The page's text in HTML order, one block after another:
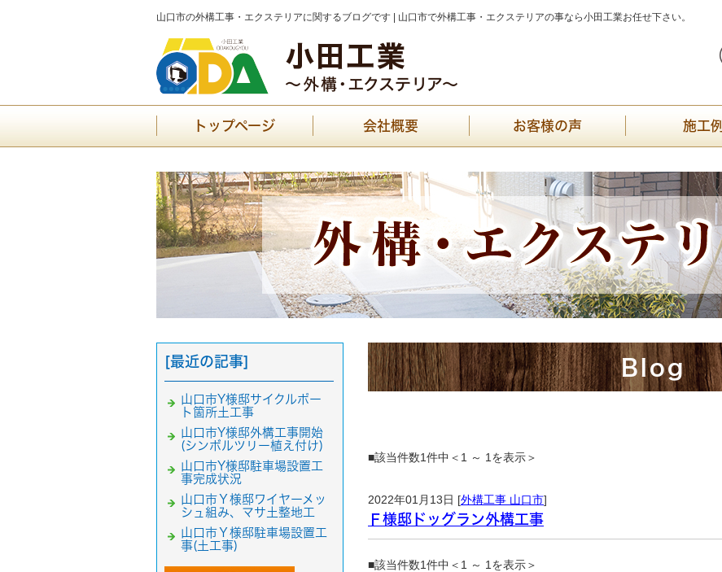
山口市の外構工事・エクステリアに関するブログです | 山口市で外構工事・エクステリアの事なら小田工業お任せ下さい。
トップページ 会社概要 お客様の声 施工例
Blog
■該当件数1件中＜1 ～ 1を表示＞
2022年01月13日 [外構工事 山口市]
Ｆ様邸ドッグラン外構工事
■該当件数1件中＜1 ～ 1を表示＞
[最近の記事]
山口市Y様邸サイクルポー
ト箇所土工事
山口市Y様邸外構工事開始
(シンボルツリー植え付け)
山口市Y様邸駐車場設置工
事完成状況
山口市Ｙ様邸ワイヤーメッ
シュ組み、マサ土整地工
山口市Ｙ様邸駐車場設置工
事(土工事)